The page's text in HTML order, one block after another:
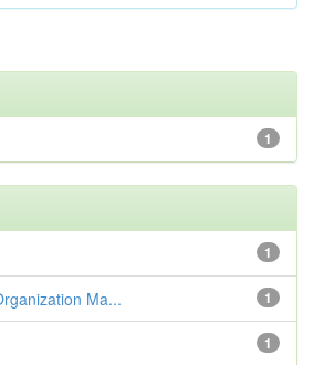
1
1
1
Ma...
1